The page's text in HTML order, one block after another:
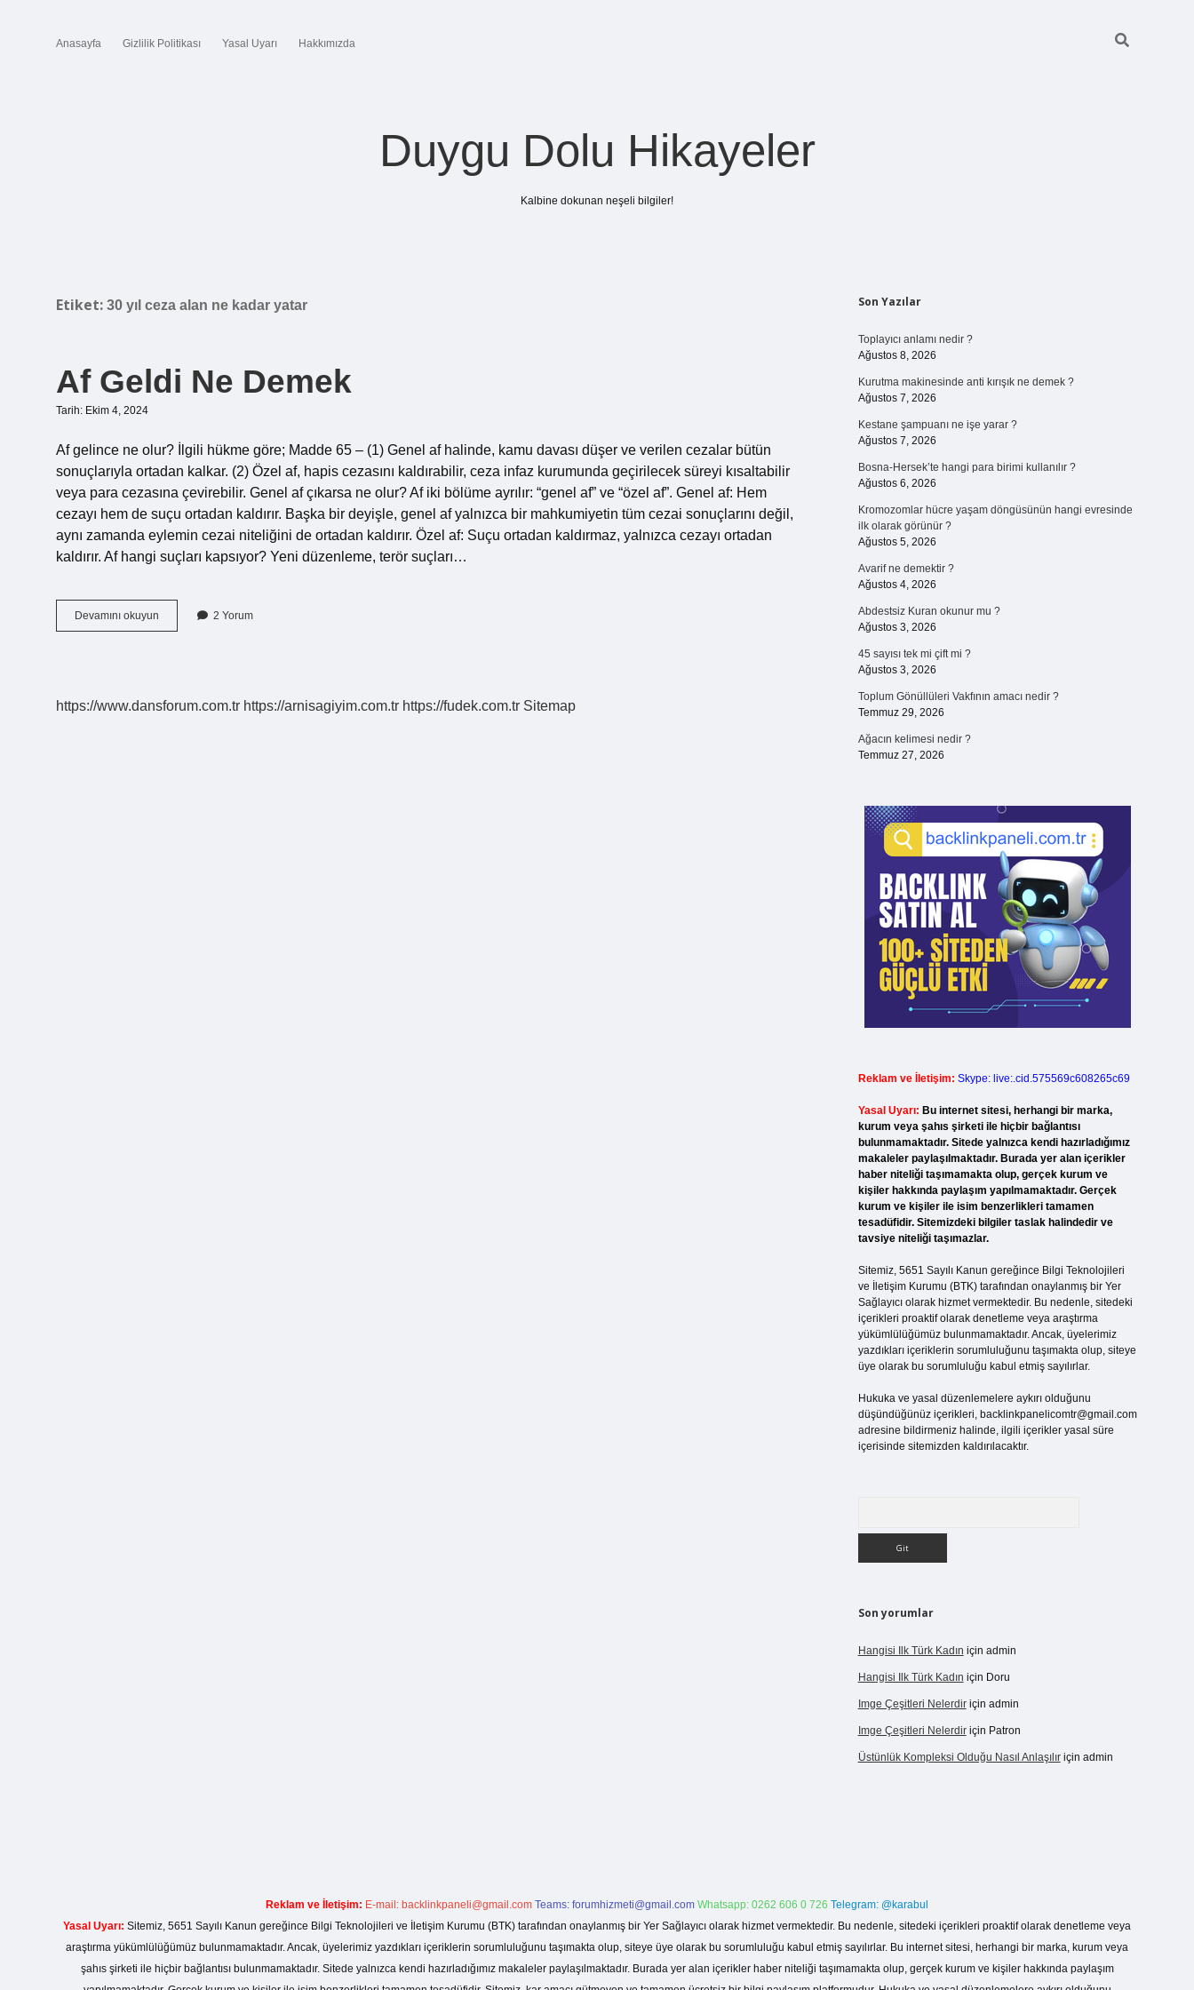
Anasayfa Gizlilik Politikası Yasal Uyarı Hakkımızda
Duygu Dolu Hikayeler
Kalbine dokunan neşeli bilgiler!
Etiket: 30 yıl ceza alan ne kadar yatar
Af Geldi Ne Demek
Tarih: Ekim 4, 2024
Af gelince ne olur? İlgili hükme göre; Madde 65 – (1) Genel af halinde, kamu davası düşer ve verilen cezalar bütün
sonuçlarıyla ortadan kalkar. (2) Özel af, hapis cezasını kaldırabilir, ceza infaz kurumunda geçirilecek süreyi kısaltabilir
veya para cezasına çevirebilir. Genel af çıkarsa ne olur? Af iki bölüme ayrılır: “genel af” ve “özel af”. Genel af: Hem
cezayı hem de suçu ortadan kaldırır. Başka bir deyişle, genel af yalnızca bir mahkumiyetin tüm cezai sonuçlarını değil,
aynı zamanda eylemin cezai niteliğini de ortadan kaldırır. Özel af: Suçu ortadan kaldırmaz, yalnızca cezayı ortadan
kaldırır. Af hangi suçları kapsıyor? Yeni düzenleme, terör suçları…
Devamını okuyun
Geldi
2 Yorum
https://www.dansforum.com.tr https://arnisagiyim.com.tr https://fudek.com.tr Sitemap
Sidebar
Son Yazılar
Toplayıcı anlamı nedir ?
Ağustos 8, 2026
Kurutma makinesinde anti kırışık ne demek ?
Ağustos 7, 2026
Kestane şampuanı ne işe yarar ?
Ağustos 7, 2026
Bosna-Hersek’te hangi para birimi kullanılır ?
Ağustos 6, 2026
Kromozomlar hücre yaşam döngüsünün hangi evresinde
ilk olarak görünür ?
Ağustos 5, 2026
Avarif ne demektir ?
Ağustos 4, 2026
Abdestsiz Kuran okunur mu ?
Ağustos 3, 2026
45 sayısı tek mi çift mi ?
Ağustos 3, 2026
Toplum Gönüllüleri Vakfının amacı nedir ?
Temmuz 29, 2026
Ağacın kelimesi nedir ?
Temmuz 27, 2026
Reklam ve İletişim: Skype: live:.cid.575569c608265c69
Yasal Uyarı: Bu internet sitesi, herhangi bir marka,
kurum veya şahıs şirketi ile hiçbir bağlantısı
bulunmamaktadır. Sitede yalnızca kendi hazırladığımız
makaleler paylaşılmaktadır. Burada yer alan içerikler
haber niteliği taşımamakta olup, gerçek kurum ve
kişiler hakkında paylaşım yapılmamaktadır. Gerçek
kurum ve kişiler ile isim benzerlikleri tamamen
tesadüfidir. Sitemizdeki bilgiler taslak halindedir ve
tavsiye niteliği taşımazlar.
Sitemiz, 5651 Sayılı Kanun gereğince Bilgi Teknolojileri
ve İletişim Kurumu (BTK) tarafından onaylanmış bir Yer
Sağlayıcı olarak hizmet vermektedir. Bu nedenle, sitedeki
içerikleri proaktif olarak denetleme veya araştırma
yükümlülüğümüz bulunmamaktadır. Ancak, üyelerimiz
yazdıkları içeriklerin sorumluluğunu taşımakta olup, siteye
üye olarak bu sorumluluğu kabul etmiş sayılırlar.
Hukuka ve yasal düzenlemelere aykırı olduğunu
düşündüğünüz içerikleri, backlinkpanelicomtr@gmail.com
adresine bildirmeniz halinde, ilgili içerikler yasal süre
içerisinde sitemizden kaldırılacaktır.
Son yorumlar
Hangisi Ilk Türk Kadın için admin
Hangisi Ilk Türk Kadın için Doru
Imge Çeşitleri Nelerdiriçin admin
Imge Çeşitleri Nelerdiriçin Patron
Üstünlük Kompleksi Olduğu Nasıl Anlaşılıriçin admin
Reklam ve İletişim: E-mail: backlinkpaneli@gmail.com Teams: forumhizmeti@gmail.com Whatsapp: 0262 606 0 726 Telegram: @karabul
Yasal Uyarı: Sitemiz, 5651 Sayılı Kanun gereğince Bilgi Teknolojileri ve İletişim Kurumu (BTK) tarafından onaylanmış bir Yer Sağlayıcı olarak hizmet vermektedir. Bu nedenle, sitedeki içerikleri proaktif olarak denetleme veya
araştırma yükümlülüğümüz bulunmamaktadır. Ancak, üyelerimiz yazdıkları içeriklerin sorumluluğunu taşımakta olup, siteye üye olarak bu sorumluluğu kabul etmiş sayılırlar. Bu internet sitesi, herhangi bir marka, kurum veya
şahıs şirketi ile hiçbir bağlantısı bulunmamaktadır. Sitede yalnızca kendi hazırladığımız makaleler paylaşılmaktadır. Burada yer alan içerikler haber niteliği taşımamakta olup, gerçek kurum ve kişiler hakkında paylaşım